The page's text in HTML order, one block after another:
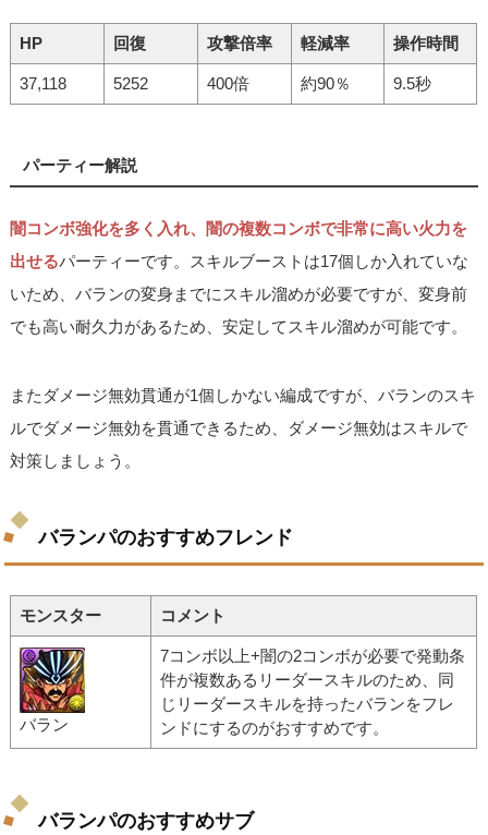
HP 回復 攻撃倍率 軽減率 操作時間
37,118 5252 400倍 約90％ 9.5秒
パーティー解説
闇コンボ強化を多く入れ、闇の複数コンボで非常に高い火力を
出せるパーティーです。スキルブーストは17個しか入れていな
いため、バランの変身までにスキル溜めが必要ですが、変身前
でも高い耐久力があるため、安定してスキル溜めが可能です。
またダメージ無効貫通が1個しかない編成ですが、バランのスキ
ルでダメージ無効を貫通できるため、ダメージ無効はスキルで
対策しましょう。
バランパのおすすめフレンド
モンスター コメント
バラン
7コンボ以上+闇の2コンボが必要で発動条
件が複数あるリーダースキルのため、同
じリーダースキルを持ったバランをフレ
ンドにするのがおすすめです。
バランパのおすすめサブ